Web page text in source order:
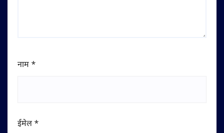
नाम *
ईमेल *